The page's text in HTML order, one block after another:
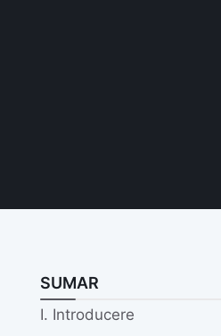
SUMAR
I. Introducere